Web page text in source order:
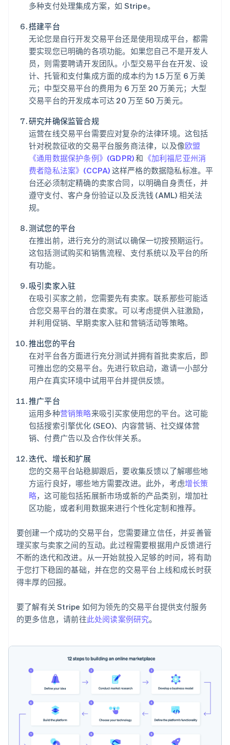
多种支付处理集成方案，如 Stripe。
搭建平台
无论您是自行开发交易平台还是使用现成平台，都需
要实现您已明确的各项功能。如果您自己不是开发人
员，则需要聘请开发团队。小型交易平台在开发、设
计、托管和支付集成方面的成本约为 1.5 万至 6 万美
元；中型交易平台的费用为 6 万至 20 万美元；大型
交易平台的开发成本可达 20 万至 50 万美元。
研究并确保监管合规
运营在线交易平台需要应对复杂的法律环境。这包括
针对税款征收的交易平台服务商法律，以及像欧盟
《通用数据保护条例》(GDPR)和 《加利福尼亚州消
费者隐私法案》(CCPA) 这样严格的数据隐私标准。平
台还必须制定精确的卖家合同，以明确自身责任，并
遵守支付、客户身份验证以及反洗钱 (AML) 相关法
规。
测试您的平台
在推出前，进行充分的测试以确保一切按预期运行。
这包括测试购买和销售流程、支付系统以及平台的所
有功能。
吸引卖家入驻
在吸引买家之前，您需要先有卖家。联系那些可能适
合您交易平台的潜在卖家。可以考虑提供入驻激励，
并利用促销、早期卖家入驻和营销活动等策略。
推出您的平台
在对平台各方面进行充分测试并拥有首批卖家后，即
可推出您的交易平台。先进行软启动，邀请一小部分
用户在真实环境中试用平台并提供反馈。
推广平台
运用多种营销策略来吸引买家使用您的平台。这可能
包括搜索引擎优化 (SEO)、内容营销、社交媒体营
销、付费广告以及合作伙伴关系。
迭代、增长和扩展
您的交易平台站稳脚跟后，要收集反馈以了解哪些地
方运行良好，哪些地方需要改进。此外，考虑增长策
略，这可能包括拓展新市场或新的产品类别，增加社
区功能，或者利用数据来进行个性化定制和推荐。
要创建一个成功的交易平台，您需要建立信任，并妥善管
理买家与卖家之间的互动。此过程需要根据用户反馈进行
不断的迭代和改进。从一开始就投入足够的时间，将有助
于您打下稳固的基础，并在您的交易平台上线和成长时获
得丰厚的回报。
要了解有关 Stripe 如何为领先的交易平台提供支付服务
的更多信息，请前往此处阅读案例研究。